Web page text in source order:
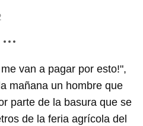
van a pagar por esto!",
mañana un hombre que
parte de la basura que se
de la feria agrícola del